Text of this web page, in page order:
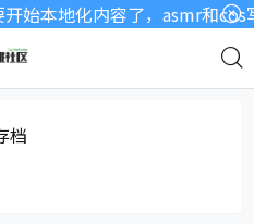
本地化内容了，asmr和
档